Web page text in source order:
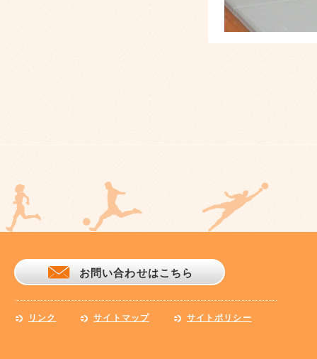
お問い合わせはこちら
リンク サイトマップ サイトポリシー